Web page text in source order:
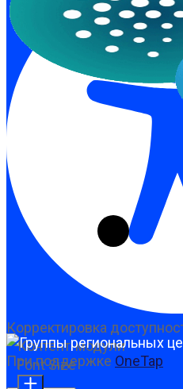
Корректировка
При поддержке OneTap
Контент-модули
Font Size